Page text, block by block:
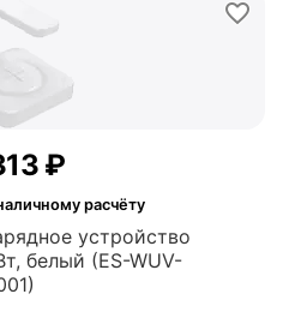
устройство
белый (ES-WUV-
₽
расчёту